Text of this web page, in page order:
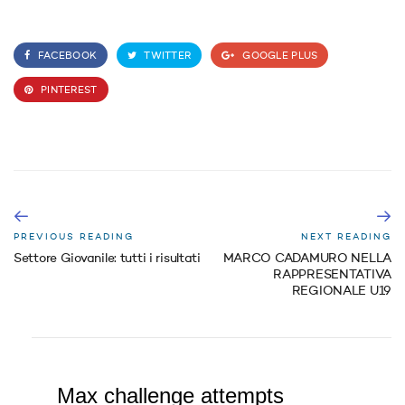
FACEBOOK TWITTER GOOGLE PLUS
PINTEREST
PREVIOUS READING
Settore Giovanile: tutti i risultati
NEXT READING
MARCO CADAMURO NELLA
RAPPRESENTATIVA
REGIONALE U19